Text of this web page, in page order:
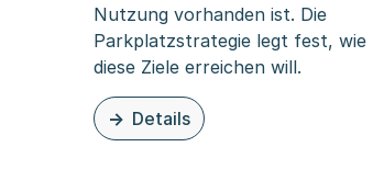
Nutzung vorhanden ist. Die
Parkplatzstrategie legt fest, wie
diese Ziele erreichen will.
Details
zu dieser Organisationsseite: